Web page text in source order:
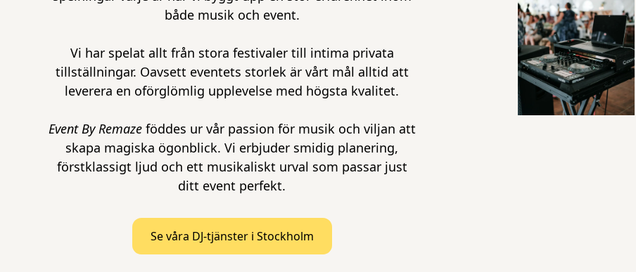
både musik och event.
Vi har spelat allt från stora festivaler till intima privata
tillställningar. Oavsett eventets storlek är vårt mål alltid att
leverera en oförglömlig upplevelse med högsta kvalitet.
Event By Remaze föddes ur vår passion för musik och viljan att
skapa magiska ögonblick. Vi erbjuder smidig planering,
förstklassigt ljud och ett musikaliskt urval som passar just
ditt event perfekt.
Se våra DJ-tjänster i Stockholm